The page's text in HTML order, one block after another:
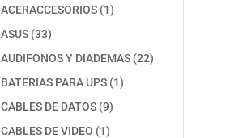
productos
ACERACCESORIOS 11
ASUS 3333
productos
AUDIFONOS Y DIADEMAS 2222
BATERIAS PARA UPS 11
CABLES DE DATOS 99
CABLES DE VIDEO 11